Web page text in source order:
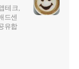
테크,
드센
유합